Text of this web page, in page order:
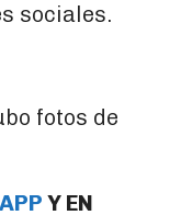
sociales.
fotos de
Y EN